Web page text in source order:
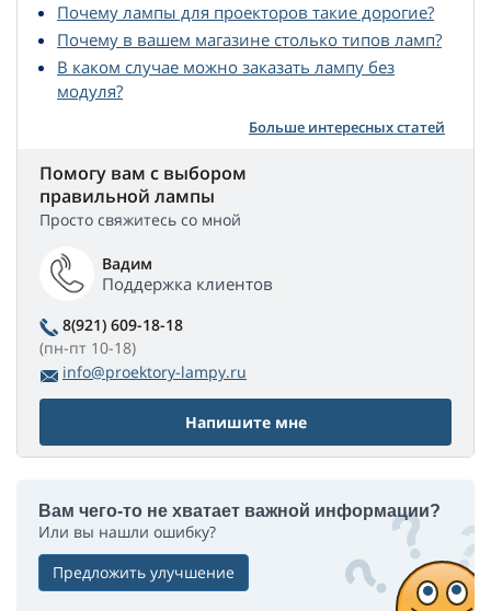
Почему лампы для проекторов такие дорогие?
Почему в вашем магазине столько типов ламп?
В каком случае можно заказать лампу без
модуля?
Больше интересных статей
Помогу вам с выбором
правильной лампы
Просто свяжитесь со мной
Вадим
Поддержка клиентов
8(921) 609-18-18
(пн-пт 10-18)
info@proektory-lampy.ru
Напишите мне
Вам чего-то не хватает важной информации?
Или вы нашли ошибку?
Предложить улучшение